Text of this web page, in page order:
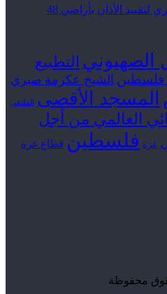
الصهيوني التطبيع
فلسطين الشيخ عكرمة صبري
المسجد الأقصى الملتقى
العالمي من أجل
غزة فلسطين قطاع غزة